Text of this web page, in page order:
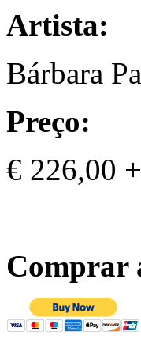
Artista:
Bárbara
Preço:
€ 226,00
Comprar